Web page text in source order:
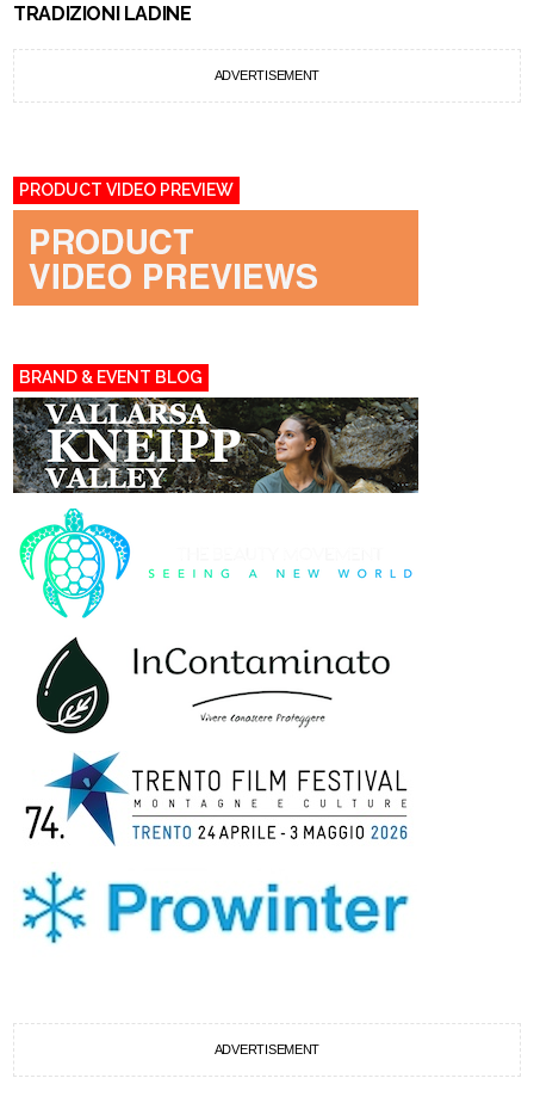
TRADIZIONI LADINE
ADVERTISEMENT
PRODUCT VIDEO PREVIEW
BRAND & EVENT BLOG
ADVERTISEMENT